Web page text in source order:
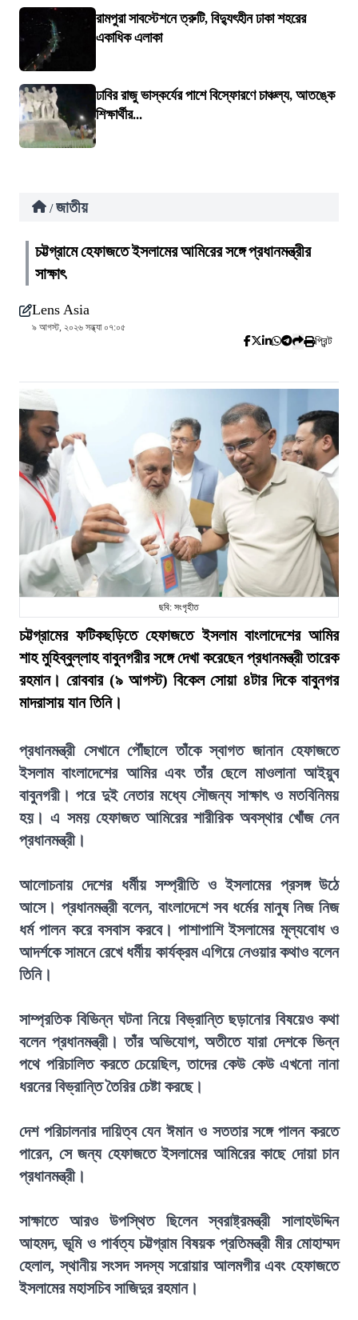
রামপুরা সাবস্টেশনে ত্রুটি, বিদ্যুৎহীন ঢাকা শহরের
একাধিক এলাকা
ঢাবির রাজু ভাস্কর্যের পাশে বিস্ফোরণে চাঞ্চল্য, আতঙ্কে
শিক্ষার্থীর...
/ জাতীয়
চট্টগ্রামে হেফাজতে ইসলামের আমিরের সঙ্গে প্রধানমন্ত্রীর
সাক্ষাৎ
Lens Asia
৯ আগস্ট, ২০২৬ সন্ধ্যা ০৭:০৫
প্রিন্ট
ছবি: সংগৃহীত
চট্টগ্রামের ফটিকছড়িতে হেফাজতে ইসলাম বাংলাদেশের আমির
শাহ মুহিব্বুল্লাহ বাবুনগরীর সঙ্গে দেখা করেছেন প্রধানমন্ত্রী তারেক
রহমান। রোববার (৯ আগস্ট) বিকেল সোয়া ৪টার দিকে বাবুনগর
মাদরাসায় যান তিনি।
প্রধানমন্ত্রী সেখানে পৌঁছালে তাঁকে স্বাগত জানান হেফাজতে
ইসলাম বাংলাদেশের আমির এবং তাঁর ছেলে মাওলানা আইয়ুব
বাবুনগরী। পরে দুই নেতার মধ্যে সৌজন্য সাক্ষাৎ ও মতবিনিময়
হয়। এ সময় হেফাজত আমিরের শারীরিক অবস্থার খোঁজ নেন
প্রধানমন্ত্রী।
আলোচনায় দেশের ধর্মীয় সম্প্রীতি ও ইসলামের প্রসঙ্গ উঠে
আসে। প্রধানমন্ত্রী বলেন, বাংলাদেশে সব ধর্মের মানুষ নিজ নিজ
ধর্ম পালন করে বসবাস করবে। পাশাপাশি ইসলামের মূল্যবোধ ও
আদর্শকে সামনে রেখে ধর্মীয় কার্যক্রম এগিয়ে নেওয়ার কথাও বলেন
তিনি।
সাম্প্রতিক বিভিন্ন ঘটনা নিয়ে বিভ্রান্তি ছড়ানোর বিষয়েও কথা
বলেন প্রধানমন্ত্রী। তাঁর অভিযোগ, অতীতে যারা দেশকে ভিন্ন
পথে পরিচালিত করতে চেয়েছিল, তাদের কেউ কেউ এখনো নানা
ধরনের বিভ্রান্তি তৈরির চেষ্টা করছে।
দেশ পরিচালনার দায়িত্ব যেন ঈমান ও সততার সঙ্গে পালন করতে
পারেন, সে জন্য হেফাজতে ইসলামের আমিরের কাছে দোয়া চান
প্রধানমন্ত্রী।
সাক্ষাতে আরও উপস্থিত ছিলেন স্বরাষ্ট্রমন্ত্রী সালাহউদ্দিন
আহমদ, ভূমি ও পার্বত্য চট্টগ্রাম বিষয়ক প্রতিমন্ত্রী মীর মোহাম্মদ
হেলাল, স্থানীয় সংসদ সদস্য সরোয়ার আলমগীর এবং হেফাজতে
ইসলামের মহাসচিব সাজিদুর রহমান।